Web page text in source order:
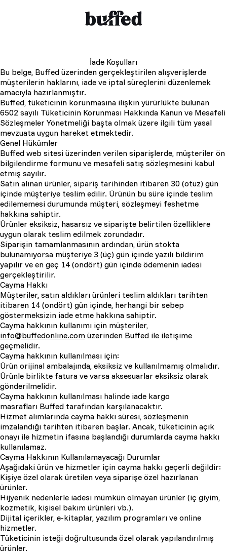
İade Koşulları
Bu belge, Buffed üzerinden gerçekleştirilen alışverişlerde
müşterilerin haklarını, iade ve iptal süreçlerini düzenlemek
amacıyla hazırlanmıştır.
Buffed, tüketicinin korunmasına ilişkin yürürlükte bulunan
6502 sayılı Tüketicinin Korunması Hakkında Kanun ve Mesafeli
Sözleşmeler Yönetmeliği başta olmak üzere ilgili tüm yasal
mevzuata uygun hareket etmektedir.
Genel Hükümler
Buffed web sitesi üzerinden verilen siparişlerde, müşteriler ön
bilgilendirme formunu ve mesafeli satış sözleşmesini kabul
etmiş sayılır.
Satın alınan ürünler, sipariş tarihinden itibaren 30 (otuz) gün
içinde müşteriye teslim edilir. Ürünün bu süre içinde teslim
edilememesi durumunda müşteri, sözleşmeyi feshetme
hakkına sahiptir.
Ürünler eksiksiz, hasarsız ve siparişte belirtilen özelliklere
uygun olarak teslim edilmek zorundadır.
Siparişin tamamlanmasının ardından, ürün stokta
bulunamıyorsa müşteriye 3 (üç) gün içinde yazılı bildirim
yapılır ve en geç 14 (ondört) gün içinde ödemenin iadesi
gerçekleştirilir.
Cayma Hakkı
Müşteriler, satın aldıkları ürünleri teslim aldıkları tarihten
itibaren 14 (ondört) gün içinde, herhangi bir sebep
göstermeksizin iade etme hakkına sahiptir.
Cayma hakkının kullanımı için müşteriler,
info@buffedonline.com üzerinden Buffed ile iletişime
geçmelidir.
Cayma hakkının kullanılması için:
Ürün orijinal ambalajında, eksiksiz ve kullanılmamış olmalıdır.
Ürünle birlikte fatura ve varsa aksesuarlar eksiksiz olarak
gönderilmelidir.
Cayma hakkının kullanılması halinde iade kargo
masrafları Buffed tarafından karşılanacaktır.
Hizmet alımlarında cayma hakkı süresi, sözleşmenin
imzalandığı tarihten itibaren başlar. Ancak, tüketicinin açık
onayı ile hizmetin ifasına başlandığı durumlarda cayma hakkı
kullanılamaz.
Cayma Hakkının Kullanılamayacağı Durumlar
Aşağıdaki ürün ve hizmetler için cayma hakkı geçerli değildir:
Kişiye özel olarak üretilen veya siparişe özel hazırlanan
ürünler.
Hijyenik nedenlerle iadesi mümkün olmayan ürünler (iç giyim,
kozmetik, kişisel bakım ürünleri vb.).
Dijital içerikler, e-kitaplar, yazılım programları ve online
hizmetler.
Tüketicinin isteği doğrultusunda özel olarak yapılandırılmış
ürünler.